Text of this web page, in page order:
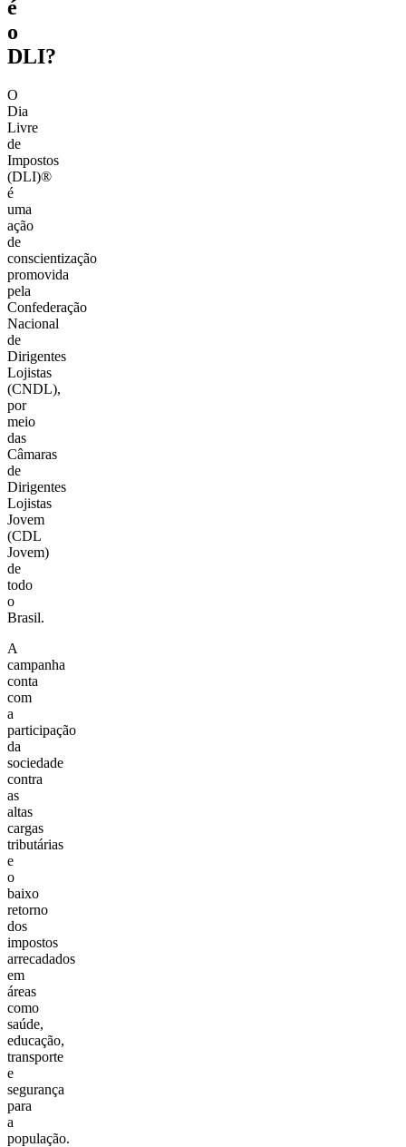
é
o
DLI?
O
Dia
Livre
de
Impostos
(DLI)®
é
uma
ação
de
conscientização
promovida
pela
Confederação
Nacional
de
Dirigentes
Lojistas
(CNDL),
por
meio
das
Câmaras
de
Dirigentes
Lojistas
Jovem
(CDL
Jovem)
de
todo
o
Brasil.
A
campanha
conta
com
a
participação
da
sociedade
contra
as
altas
cargas
tributárias
e
o
baixo
retorno
dos
impostos
arrecadados
em
áreas
como
saúde,
educação,
transporte
e
segurança
para
a
população.